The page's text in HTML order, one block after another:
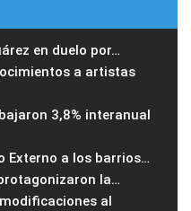
en duelo por…
a artistas
3,8% interanual
Externo a los barrios…
la…
al